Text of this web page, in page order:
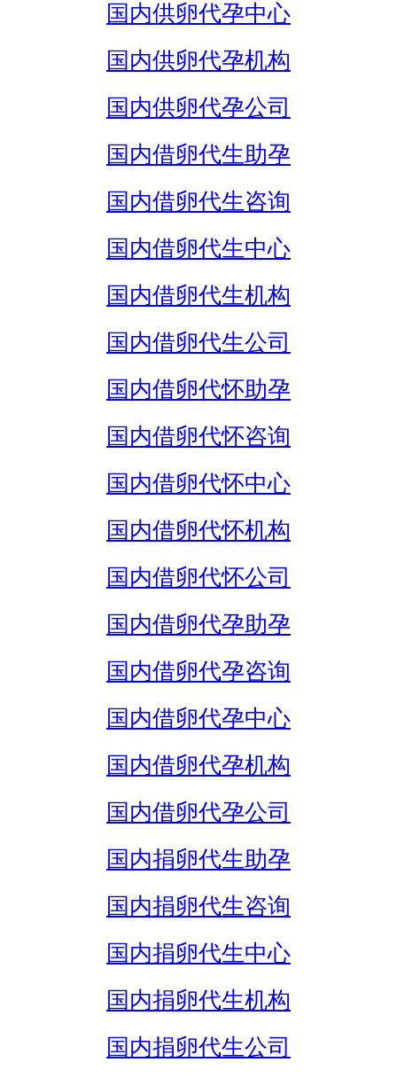
国内供卵代孕中心
国内供卵代孕机构
国内供卵代孕公司
国内借卵代生助孕
国内借卵代生咨询
国内借卵代生中心
国内借卵代生机构
国内借卵代生公司
国内借卵代怀助孕
国内借卵代怀咨询
国内借卵代怀中心
国内借卵代怀机构
国内借卵代怀公司
国内借卵代孕助孕
国内借卵代孕咨询
国内借卵代孕中心
国内借卵代孕机构
国内借卵代孕公司
国内捐卵代生助孕
国内捐卵代生咨询
国内捐卵代生中心
国内捐卵代生机构
国内捐卵代生公司